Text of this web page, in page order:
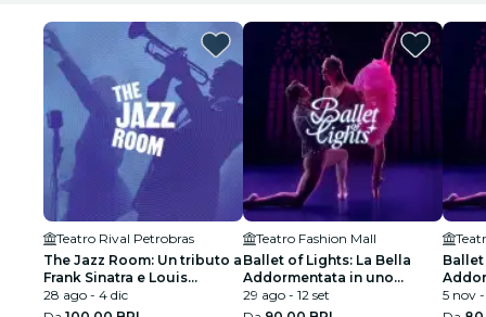
Teatro Rival Petrobras
The Jazz Room: Un tributo a
Frank Sinatra e Louis
Armstrong
28 ago - 4 dic
Teatro Fashion Mall
Ballet of Lights: La Bella
Addormentata in uno
spettacolo scintillante
29 ago - 12 set
Ballet
5 nov